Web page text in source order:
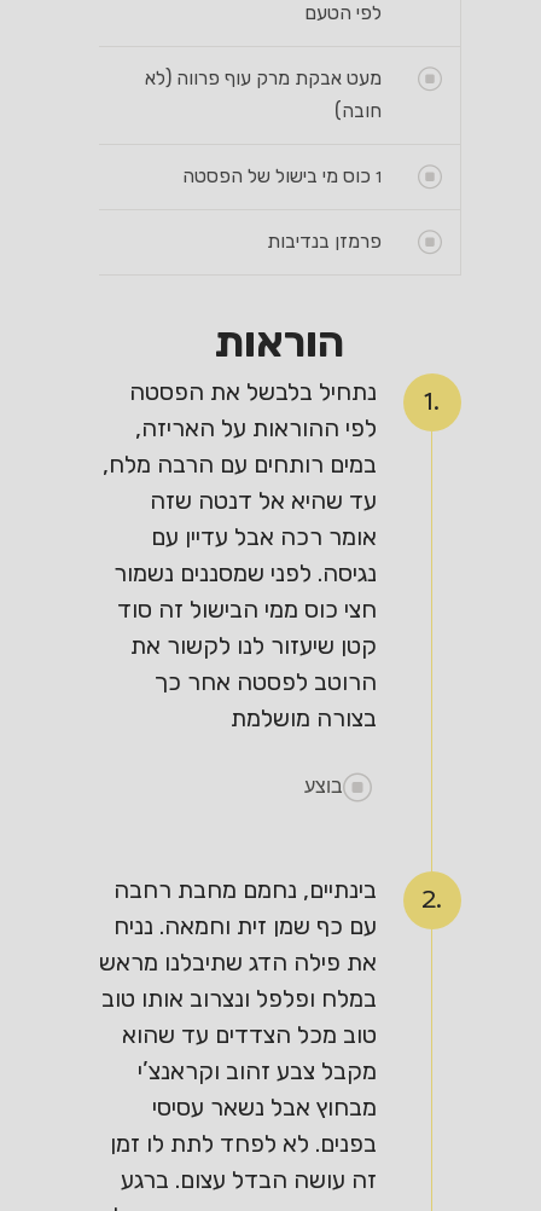
לפי הטעם
מעט אבקת מרק עוף פרווה (לא
חובה)
1 כוס מי בישול של הפסטה
פרמזן בנדיבות
הוראות
1.
נתחיל בלבשל את הפסטה
לפי ההוראות על האריזה,
במים רותחים עם הרבה מלח,
עד שהיא אל דנטה שזה
אומר רכה אבל עדיין עם
נגיסה. לפני שמסננים נשמור
חצי כוס ממי הבישול זה סוד
קטן שיעזור לנו לקשור את
הרוטב לפסטה אחר כך
בצורה מושלמת
בוצע
2.
בינתיים, נחמם מחבת רחבה
עם כף שמן זית וחמאה. נניח
את פילה הדג שתיבלנו מראש
במלח ופלפל ונצרוב אותו טוב
טוב מכל הצדדים עד שהוא
מקבל צבע זהוב וקראנצ’י
מבחוץ אבל נשאר עסיסי
בפנים. לא לפחד לתת לו זמן
זה עושה הבדל עצום. ברגע